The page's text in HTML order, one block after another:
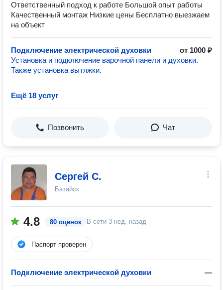
Ответственный подход к работе Большой опыт работы
Качественный монтаж Низкие цены Бесплатно выезжаем
на объект
Подключение электрической духовки
от 1000 ₽
Установка и подключение варочной панели и духовки.
Также установка вытяжки.
Ещё 18 услуг
Позвонить Чат
Сергей С.
Батайск
4.8 80 оценок В сети 3 нед. назад
Паспорт проверен
Подключение электрической духовки —